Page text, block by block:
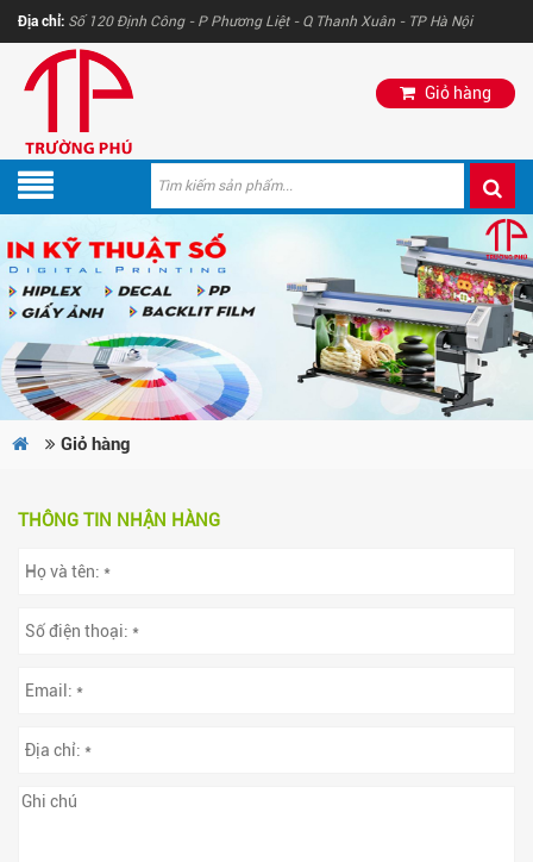
Địa chỉ: Số 120 Định Công - P Phương Liệt - Q Thanh Xuân - TP Hà Nội
Giỏ hàng
Giỏ hàng
THÔNG TIN NHẬN HÀNG